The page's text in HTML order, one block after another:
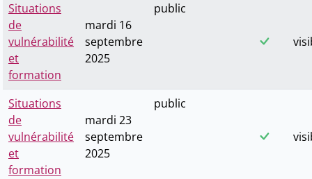
Situations
de
vulnérabilité
et
formation
mardi 16
septembre
2025
public
Situations
de
vulnérabilité
et
formation
mardi 23
septembre
2025
public